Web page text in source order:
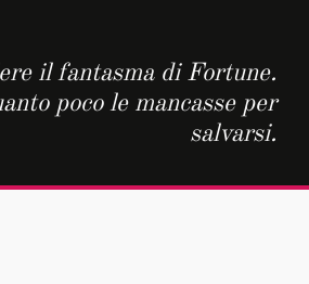
il fantasma di Fortune.
poco le mancasse per
salvarsi.